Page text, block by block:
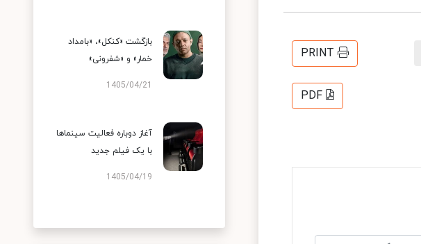
PRINT
PDF
بازگشت «کنکل»، «بامداد
خمار» و «شفرونی»
1405/04/21
آغاز دوباره فعالیت سینماها
با یک فیلم جدید
1405/04/19